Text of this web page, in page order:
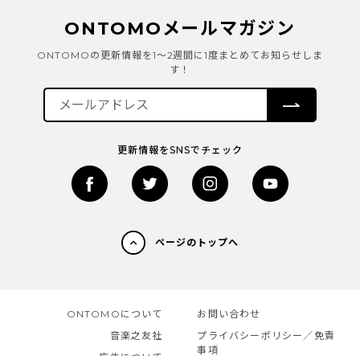
ONTOMOメールマガジン
ONTOMOの更新情報を1～2週間に1度まとめてお知らせしま
す！
更新情報をSNSでチェック
ページのトップへ
ONTOMOについて
音楽之友社
お問い合わせ
プライバシーポリシー／免責
事項